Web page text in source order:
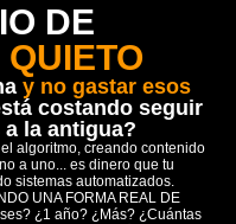
DE
y no gastar esos
costando seguir
la antigua?
algoritmo, creando contenido
a uno... es dinero que tu
sistemas automatizados.
UNA FORMA REAL DE
¿1 año? ¿Más? ¿Cuántas